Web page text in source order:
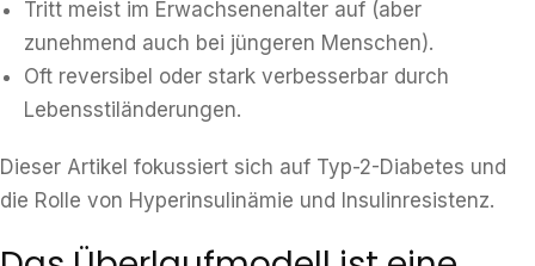
Tritt meist im Erwachsenenalter auf (aber
zunehmend auch bei jüngeren Menschen).
Oft reversibel oder stark verbesserbar durch
Lebensstiländerungen.
Dieser Artikel fokussiert sich auf Typ-2-Diabetes und
die Rolle von Hyperinsulinämie und Insulinresistenz.